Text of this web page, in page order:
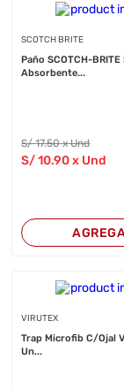
SCOTCH BRITE
Paño SCOTCH-
Absorbente...
S/17.50 x Und
S/10.90 x Und
VIRUTEX
Trap Microfib C/Ojal
Un...